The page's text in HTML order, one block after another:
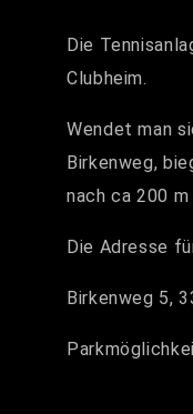
Die
Clubheim.
Wendet man
Birkenweg,
nach ca 200 m
Die Adresse
Birkenweg 5,